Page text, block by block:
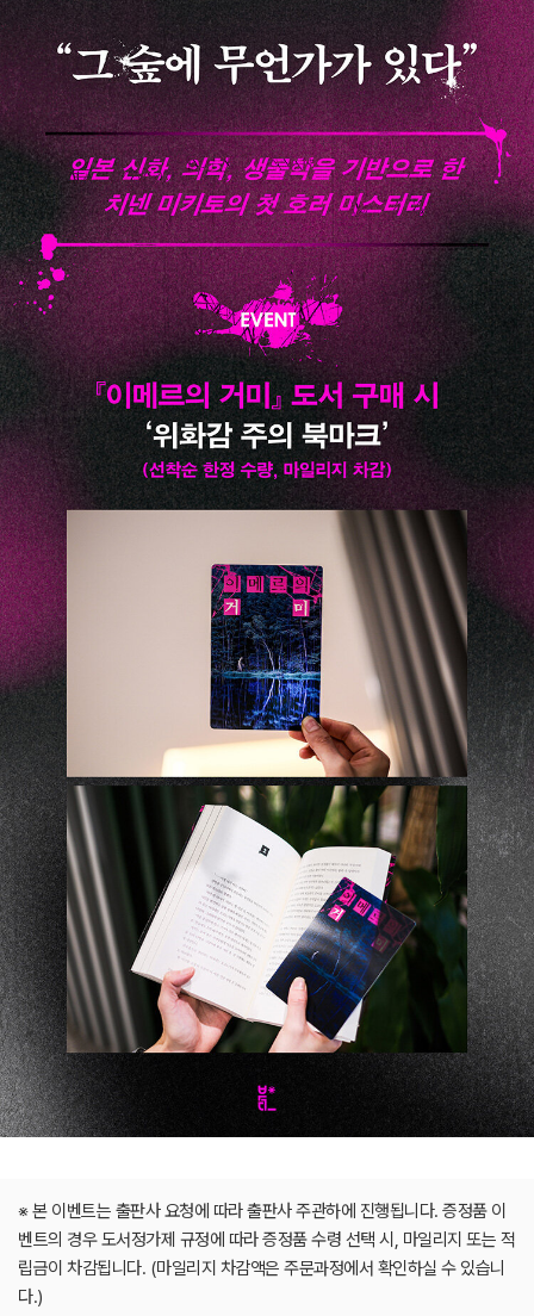
※ 본 이벤트는 출판사 요청에 따라 출판사 주관하에 진행됩니다. 증정품 이
벤트의 경우 도서정가제 규정에 따라 증정품 수령 선택 시, 마일리지 또는 적
립금이 차감됩니다. (마일리지 차감액은 주문과정에서 확인하실 수 있습니
다.)